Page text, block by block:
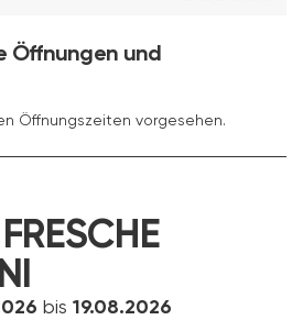
Öffnungen und
Öffnungszeiten vorgesehen.
FRESCHE
bis 19.08.2026